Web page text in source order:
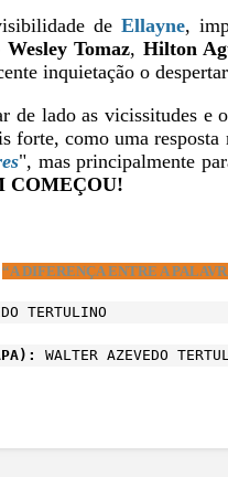
de Ellayne,
Wesley Tomaz, Hilton
inquietação o
de lado as vicissitudes
forte, como uma
", mas principalmente
COMEÇOU!
“A DIFERENÇA ENTRE A
TERTULINO
WALTER AZEVEDO